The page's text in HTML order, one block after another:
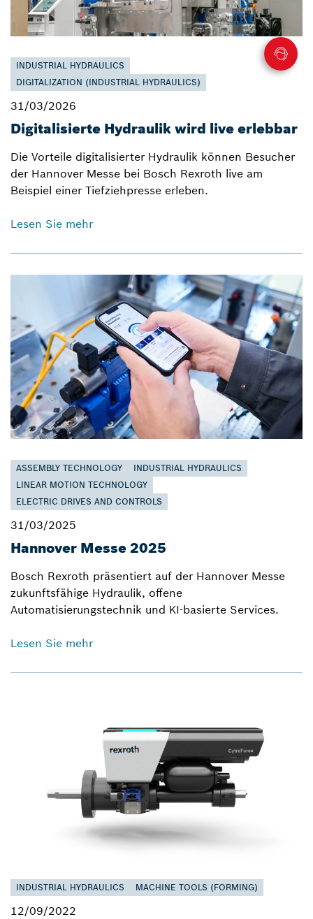
INDUSTRIAL HYDRAULICS
DIGITALIZATION (INDUSTRIAL HYDRAULICS)
31/03/2026
Digitalisierte Hydraulik wird live erlebbar
Die Vorteile digitalisierter Hydraulik können Besucher
der Hannover Messe bei Bosch Rexroth live am
Beispiel einer Tiefziehpresse erleben.
Lesen Sie mehr
ASSEMBLY TECHNOLOGY
INDUSTRIAL HYDRAULICS
LINEAR MOTION TECHNOLOGY
ELECTRIC DRIVES AND CONTROLS
31/03/2025
Hannover Messe 2025
Bosch Rexroth präsentiert auf der Hannover Messe
zukunftsfähige Hydraulik, offene
Automatisierungstechnik und KI-basierte Services.
Lesen Sie mehr
INDUSTRIAL HYDRAULICS MACHINE TOOLS (FORMING)
12/09/2022